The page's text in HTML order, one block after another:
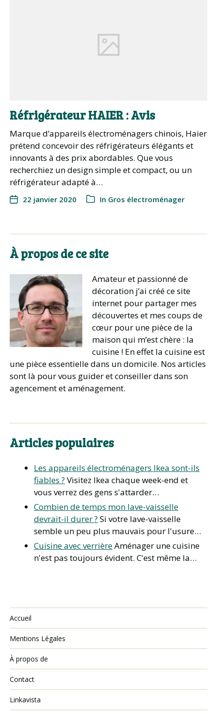
Réfrigérateur HAIER : Avis
Marque d’appareils électroménagers chinois, Haier
prétend concevoir des réfrigérateurs élégants et
innovants à des prix abordables. Que vous
recherchiez un design simple et compact, ou un
réfrigérateur adapté à…
22 janvier 2020 In Gros électroménager
À propos de ce site
Amateur et passionné de
décoration j’ai créé ce site
internet pour partager mes
découvertes et mes coups de
cœur pour une pièce de la
maison qui m’est chère : la
cuisine ! En effet la cuisine est
une pièce essentielle dans un domicile. Nos articles
sont là pour vous guider et conseiller dans son
agencement et aménagement.
Articles populaires
Les appareils électroménagers Ikea sont-ils
fiables ? Visitez Ikea chaque week-end et
vous verrez des gens s'attarder…
Combien de temps mon lave-vaisselle
devrait-il durer ? Si votre lave-vaisselle
semble un peu plus mauvais pour l'usure…
Cuisine avec verrièreAménager une cuisine
n'est pas toujours évident. C'est même la…
Accueil
Mentions Légales
À propos de
Contact
Linkavista